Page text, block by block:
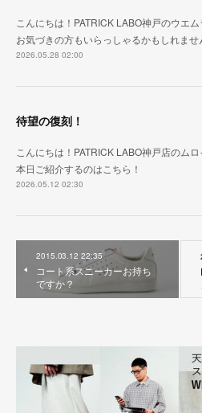
こんにちは！PATRICK LABO神戸のウエム
お気づきの方もいらっしゃるかもしれま
2026.05.28 02:00
待望の復刻！
こんにちは！PATRICK LABO神戸店のムロ
本日ご紹介するのはこちら！
2026.05.12 02:30
2015.03.12 22:35
コート系スニーカーお持ち
ですか？